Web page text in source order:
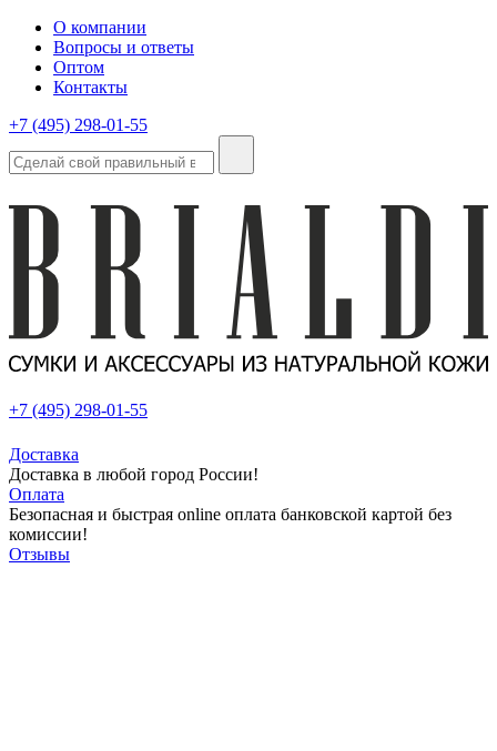
О компании
Вопросы и ответы
Оптом
Контакты
+7 (495) 298-01-55
+7 (495) 298-01-55
Доставка
Доставка в любой город России!
Оплата
Безопасная и быстрая online оплата банковской картой без
комиссии!
Отзывы